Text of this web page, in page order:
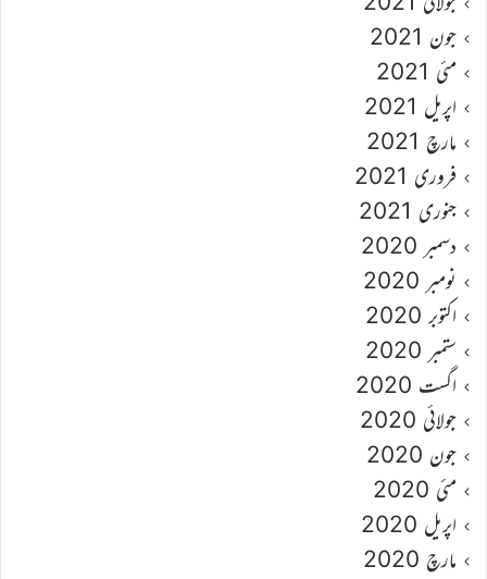
جون 2021
مئی 2021
اپریل 2021
مارچ 2021
فروری 2021
جنوری 2021
دسمبر 2020
نومبر 2020
اکتوبر 2020
ستمبر 2020
اگست 2020
جولائی 2020
جون 2020
مئی 2020
اپریل 2020
مارچ 2020